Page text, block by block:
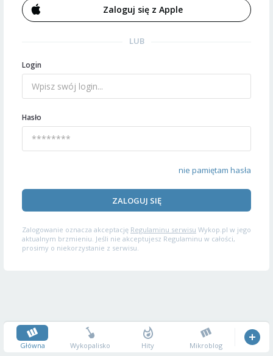
Zaloguj się z Apple
LUB
Login
Hasło
nie pamiętam hasła
ZALOGUJ SIĘ
Zalogowanie oznacza akceptację Regulaminu serwisu Wykop.pl w jego
aktualnym brzmieniu. Jeśli nie akceptujesz Regulaminu w całości,
prosimy o niekorzystanie z serwisu.
Główna Wykopalisko Hity Mikroblog